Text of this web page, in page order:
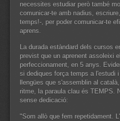
necessites estudiar però també
comunicar-te amb nadius,
temps!-, per poder comunicar-te
aprens.
La durada estàndard dels cursos
previst que un aprenent assoleixi
perfeccionament, en 5 anys.
si dediques força temps a l'estudi
llengües que s'assemblin al
ritme, la paraula clau és TEMPS.
sense dedicació:
"Som allò que fem repetidament.